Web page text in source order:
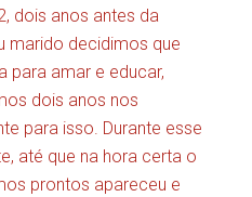
dois anos antes da
marido decidimos que
para amar e educar,
dois anos nos
para isso. Durante esse
até que na hora certa o
prontos apareceu e